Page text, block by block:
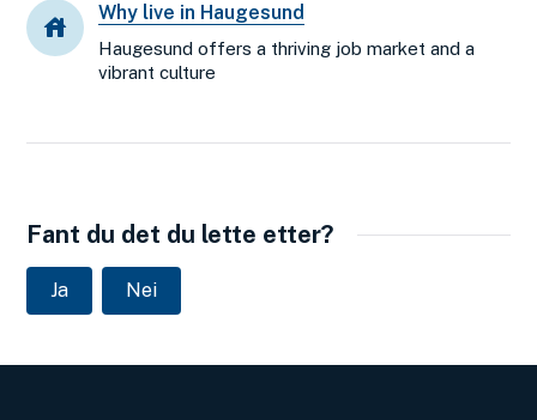
Why live in Haugesund
Haugesund offers a thriving job market and a
vibrant culture
Fant du det du lette etter?
Ja Nei